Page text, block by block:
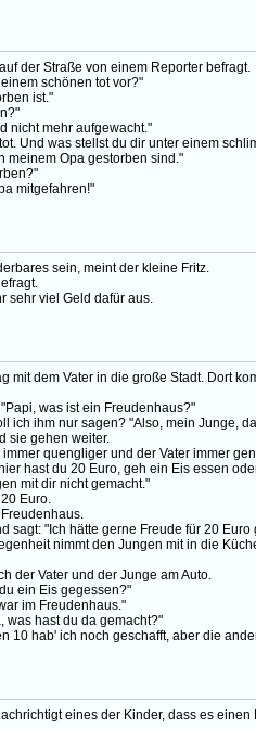
der Straße von einem Reporter befragt.
schönen tot vor?"
ist."
nicht mehr aufgewacht."
Und was stellst du dir unter einem
meinem Opa gestorben sind."
mitgefahren!"
sein, meint der kleine Fritz.
sehr viel Geld dafür aus.
mit dem Vater in die große Stadt. Dort
was ist ein Freudenhaus?"
ich ihm nur sagen? "Also, mein Junge,
sie gehen weiter.
quengliger und der Vater immer
hast du 20 Euro, geh ein Eis essen
mit dir nicht gemacht."
Euro.
sagt: "Ich hätte gerne Freude für 20 Euro
nimmt den Jungen mit in die
der Vater und der Junge am Auto.
ein Eis gegessen?"
im Freudenhaus."
was hast du da gemacht?"
10 hab' ich noch geschafft, aber die
eines der Kinder, dass es